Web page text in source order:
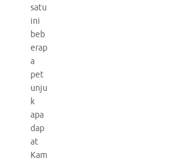
satu
ini
beb
erap
a
pet
unju
k
apa
dap
at
Kam